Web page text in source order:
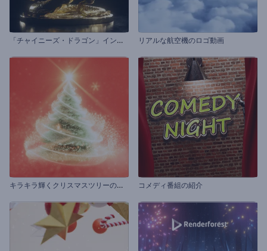
「
チャイニーズ・ドラゴン」イントロ動画 リアルな航空機のロゴ動画
キ
ラキラ輝くクリスマスツリーの紹介 コメディ番組の紹介